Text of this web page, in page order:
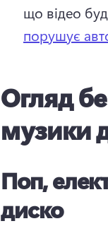
що відео
порушує
Огляд
музики
Поп,
диско